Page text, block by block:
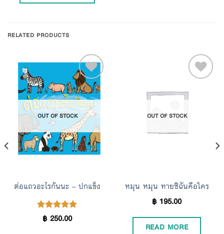
RELATED PRODUCTS
Add to
Wishlist
OUT OF STOCK
ต่อแถวอะไรกันนะ – ปกแข็ง
Rated5.00
฿250.00
OUT OF STOCK
หมุน หมุน ทายซิฉันคือใคร
฿195.00
READ MORE